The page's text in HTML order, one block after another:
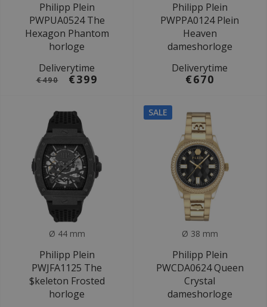
Philipp Plein
PWPUA0524 The
Hexagon Phantom
horloge
Deliverytime
€490 €399
Philipp Plein
PWPPA0124 Plein
Heaven
dameshorloge
Deliverytime
€670
Ø 44 mm
Philipp Plein
PWJFA1125 The
$keleton Frosted
horloge
SALE
Ø 38 mm
Philipp Plein
PWCDA0624 Queen
Crystal
dameshorloge